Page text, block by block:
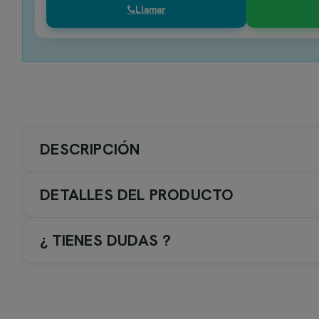
Llamar
DESCRIPCIÓN
DETALLES DEL PRODUCTO
¿ TIENES DUDAS ?